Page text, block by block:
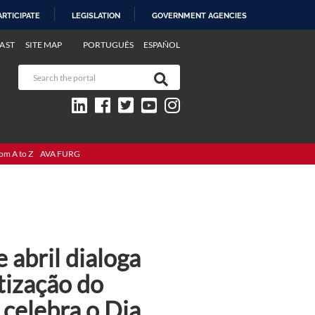
LEGISLATION GOVERNMENT AGENCIES
PORTUGUÊS ESPAÑOL
SITE MAP
A to Z AVA FURG
abril dialoga
do